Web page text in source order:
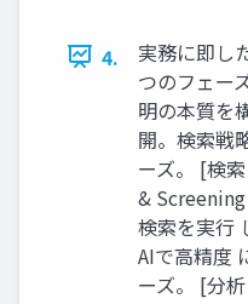
4.
実務に即し
つのフェー
明の本質を
開。検索戦
ーズ。 [検
&
検索を実行
AIで高精度
ーズ。 [分